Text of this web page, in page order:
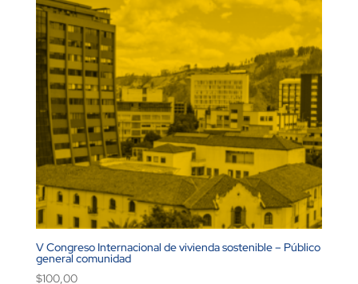
V Congreso Internacional de vivienda sostenible – Público
general comunidad
$100,00